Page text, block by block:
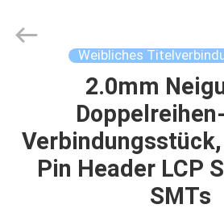
PRODUKTE
Weibliches
2.0mm
Pin Header LCP
SMTs